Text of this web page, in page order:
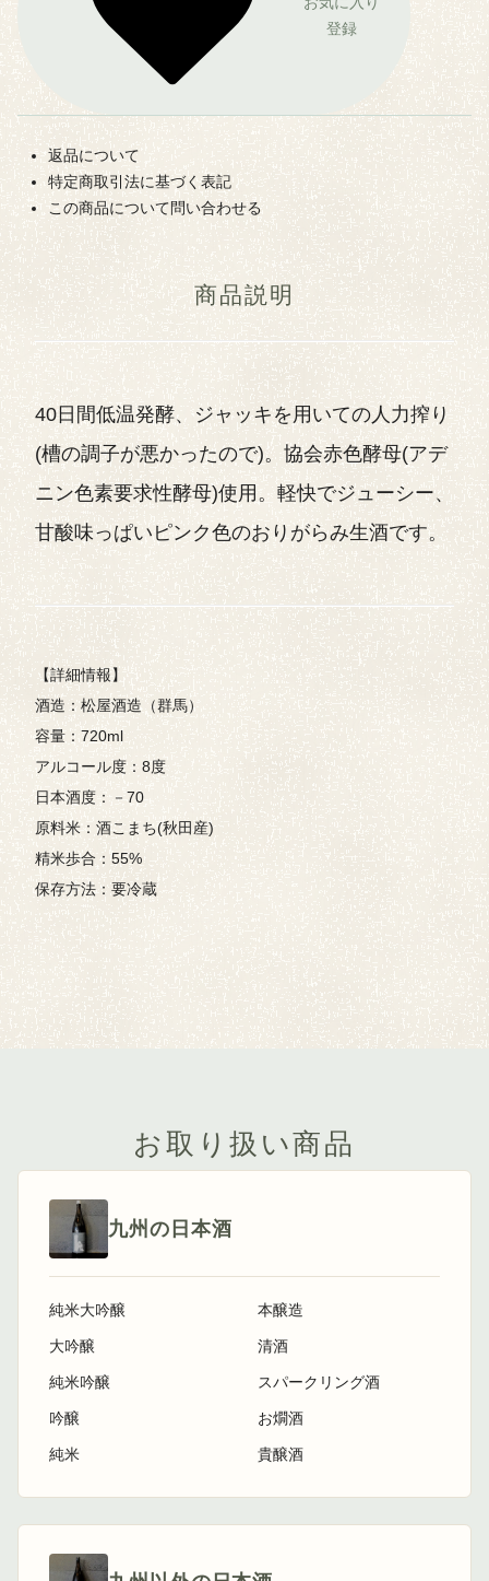
登録
返品について
特定商取引法に基づく表記
この商品について問い合わせる
商品説明
40日間低温発酵、ジャッキを用いての人力搾り
(槽の調子が悪かったので)。協会赤色酵母(アデ
ニン色素要求性酵母)使用。軽快でジューシー、
甘酸味っぱいピンク色のおりがらみ生酒です。
【詳細情報】
酒造：松屋酒造（群馬）
容量：720ml
アルコール度：8度
日本酒度：－70
原料米：酒こまち(秋田産)
精米歩合：55%
保存方法：要冷蔵
お取り扱い商品
九州の日本酒
純米大吟醸
大吟醸
純米吟醸
吟醸
純米
本醸造
清酒
スパークリング酒
お燗酒
貴醸酒